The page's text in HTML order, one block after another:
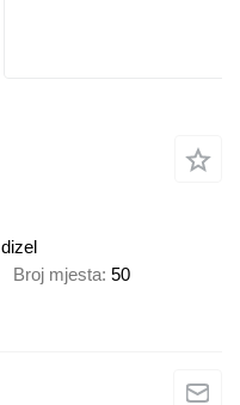
dizel
Broj mjesta 50